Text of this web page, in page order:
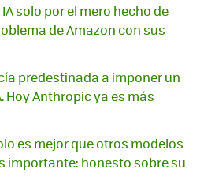
solo por el mero hecho de
de Amazon con sus
predestinada a imponer un
Hoy Anthropic ya es más
es mejor que otros modelos
importante: honesto sobre su